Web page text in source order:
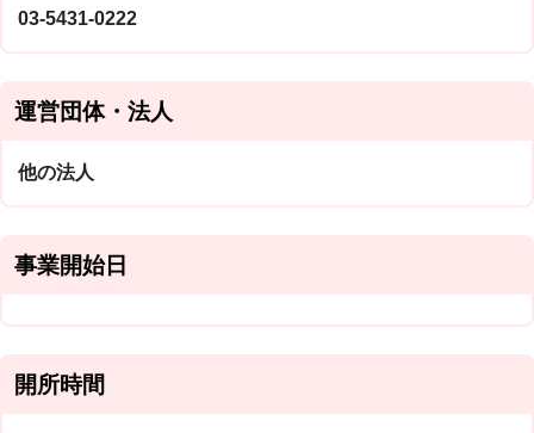
03-5431-0222
運営団体・法人
他の法人
事業開始日
開所時間